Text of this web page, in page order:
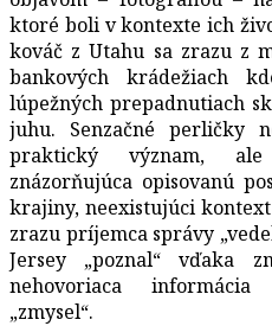
ktoré boli v kontexte ich
kováč z Utahu sa zrazu z
bankových krádežiach
lúpežných prepadnutiach
juhu. Senzačné perličky
praktický význam, ale
znázorňujúca opisovanú
krajiny, neexistujúci
zrazu príjemca správy
Jersey „poznal“ vďaka
nehovoriaca informácia
„zmysel“.